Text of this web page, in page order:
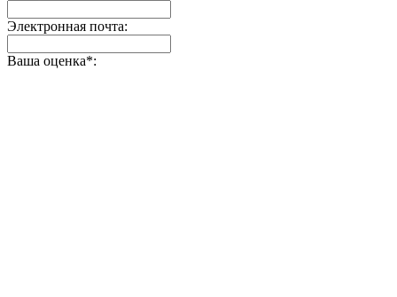
Электронная почта:
Ваша оценка*: